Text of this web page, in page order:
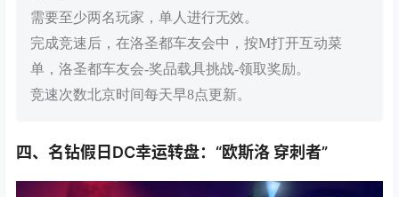
需要至少两名玩家，单人进行无效。
完成竞速后，在洛圣都车友会中，按M打开互动菜
单，洛圣都车友会-奖品载具挑战-领取奖励。
竞速次数北京时间每天早8点更新。
四、名钻假日DC幸运转盘：“欧斯洛 穿刺者”